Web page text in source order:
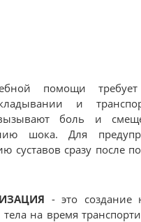
помощи
и
боль и
шока. Для
суставов сразу после
- это создание
на время